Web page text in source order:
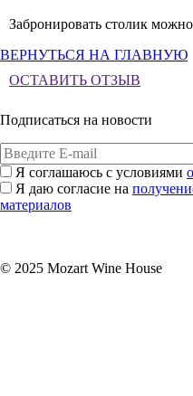
Забронировать столик
ВЕРНУТЬСЯ НА ГЛАВНУЮ
ОСТАВИТЬ ОТЗЫВ
Подписаться на новости
Я соглашаюсь с условиями
Я даю согласие на
материалов
© 2025 Mozart Wine House